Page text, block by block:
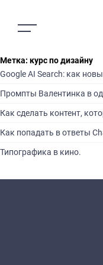
Метка: курс по дизайну
Google AI Search: как
Промпты Валентинка в
Как сделать контент,
Как попадать в ответы
Типографика в кино.